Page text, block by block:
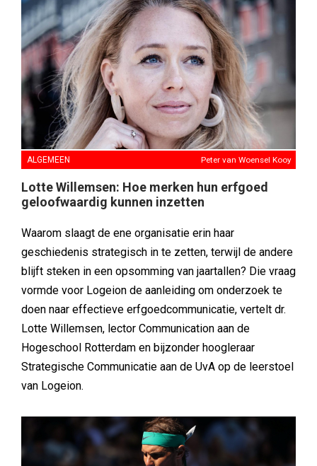
ALGEMEEN Peter van Woensel Kooy
Lotte Willemsen: Hoe merken hun erfgoed
geloofwaardig kunnen inzetten
Waarom slaagt de ene organisatie erin haar
geschiedenis strategisch in te zetten, terwijl de andere
blijft steken in een opsomming van jaartallen? Die vraag
vormde voor Logeion de aanleiding om onderzoek te
doen naar effectieve erfgoedcommunicatie, vertelt dr.
Lotte Willemsen, lector Communication aan de
Hogeschool Rotterdam en bijzonder hoogleraar
Strategische Communicatie aan de UvA op de leerstoel
van Logeion.